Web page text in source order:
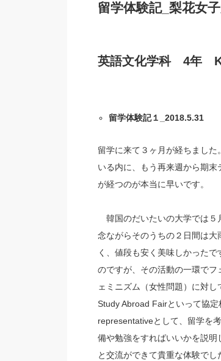
留学体験記_梨花女
英語文化学科 4年
留学体験記１_2018.5.31
留学に来て３ヶ月が経ちまし
いる内に、もう再来週から期
が経つのが本当に早いです。
韓国のだいたいの大学では５
念ながらそのうちの２日間は
く、値段も安く美味しかった
のですが、その活動の一環で
ェミニズム（女性問題）に対
Study Abroad Fairといって協
representativeとして、留学を
備や勉強をすればいいかを説
と交流ができて貴重な体験でし